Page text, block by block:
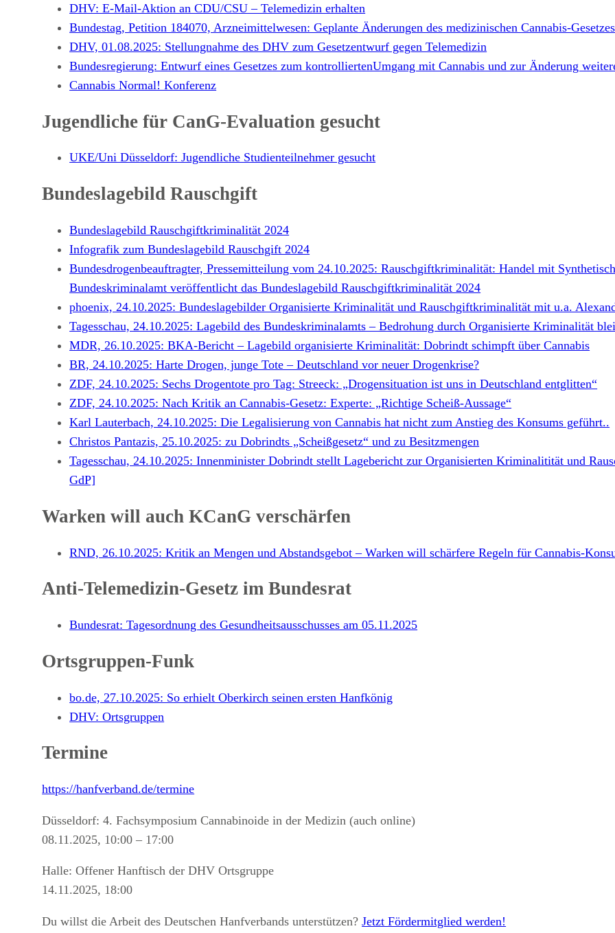
DHV: E-Mail-Aktion an CDU/CSU – Telemedizin erhalten
Bundestag, Petition 184070, Arzneimittelwesen: Geplante Änderungen des medizinischen Cannabis-
DHV, 01.08.2025: Stellungnahme des DHV zum Gesetzentwurf gegen Telemedizin
Bundesregierung: Entwurf eines Gesetzes zum kontrolliertenUmgang mit Cannabis und zur Änderung
Cannabis Normal! Konferenz
Jugendliche für CanG-Evaluation gesucht
UKE/Uni Düsseldorf: Jugendliche Studienteilnehmer gesucht
Bundeslagebild Rauschgift
Bundeslagebild Rauschgiftkriminalität 2024
Infografik zum Bundeslagebild Rauschgift 2024
Bundesdrogenbeauftragter, Pressemitteilung vom 24.10.2025: Rauschgiftkriminalität: Handel mit
Bundeskriminalamt veröffentlicht das Bundeslagebild Rauschgiftkriminalität 2024
phoenix, 24.10.2025: Bundeslagebilder Organisierte Kriminalität und Rauschgiftkriminalität mit u.a.
Tagesschau, 24.10.2025: Lagebild des Bundeskriminalamts – Bedrohung durch Organisierte Kriminalität
MDR, 26.10.2025: BKA-Bericht – Lagebild organisierte Kriminalität: Dobrindt schimpft über Cannabis
BR, 24.10.2025: Harte Drogen, junge Tote – Deutschland vor neuer Drogenkrise?
ZDF, 24.10.2025: Sechs Drogentote pro Tag: Streeck: „Drogensituation ist uns in Deutschland entglitten“
ZDF, 24.10.2025: Nach Kritik an Cannabis-Gesetz: Experte: „Richtige Scheiß-Aussage“
Karl Lauterbach, 24.10.2025: Die Legalisierung von Cannabis hat nicht zum Anstieg des Konsums geführt..
Christos Pantazis, 25.10.2025: zu Dobrindts „Scheißgesetz“ und zu Besitzmengen
Tagesschau, 24.10.2025: Innenminister Dobrindt stellt Lagebericht zur Organisierten Kriminalitität und
GdP]
Warken will auch KCanG verschärfen
RND, 26.10.2025: Kritik an Mengen und Abstandsgebot – Warken will schärfere Regeln für Cannabis-
Anti-Telemedizin-Gesetz im Bundesrat
Bundesrat: Tagesordnung des Gesundheitsausschusses am 05.11.2025
Ortsgruppen-Funk
bo.de, 27.10.2025: So erhielt Oberkirch seinen ersten Hanfkönig
DHV: Ortsgruppen
Termine
https://hanfverband.de/termine
Düsseldorf: 4. Fachsymposium Cannabinoide in der Medizin (auch online)
08.11.2025, 10:00 – 17:00
Halle: Offener Hanftisch der DHV Ortsgruppe
14.11.2025, 18:00
Du willst die Arbeit des Deutschen Hanfverbands unterstützen?Jetzt Fördermitglied werden!